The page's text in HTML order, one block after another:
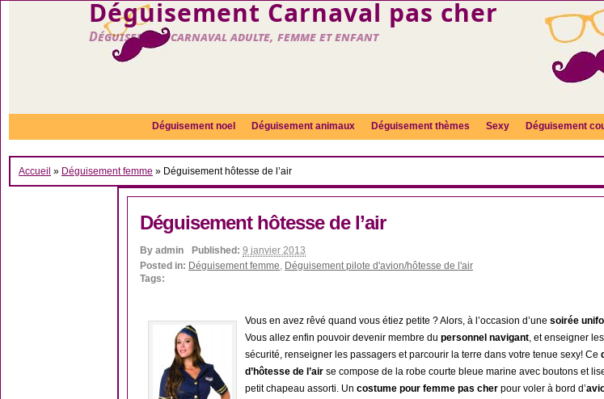
Déguisement Carnaval pas cher
Déguisement carnaval adulte, femme et enfant
Déguisement noel Déguisement animaux Déguisement thèmes Sexy Déguisement
Accueil » Déguisement femme » Déguisement hôtesse de l’air
Déguisement hôtesse de l’air
By admin Published: 9 janvier 2013
Posted in: Déguisement femme, Déguisement pilote d'avion/hôtesse de l'air
Tags:
Vous en avez rêvé quand vous étiez petite ? Alors, à l’occasion d’une soirée
Vous allez enfin pouvoir devenir membre du personnel navigant, et enseigner
sécurité, renseigner les passagers et parcourir la terre dans votre tenue sexy! Ce
d’hôtesse de l’air se compose de la robe courte bleue marine avec boutons et
petit chapeau assorti. Un costume pour femme pas cher pour voler à bord d’